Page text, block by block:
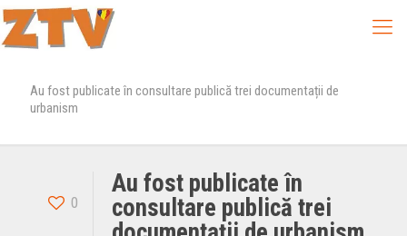
Au fost publicate în consultare publică trei documentații de
urbanism
0
Au fost publicate în
consultare publică trei